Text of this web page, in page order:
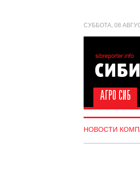
СУББОТА, 08
НОВОСТИ